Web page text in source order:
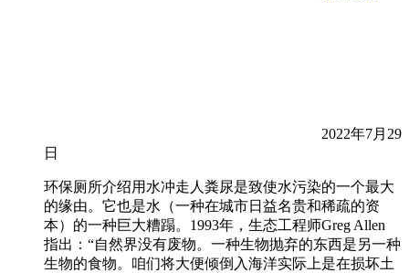
2022年7月29
日
环保厕所介绍用水冲走人粪尿是致使水污染的一个最大
的缘由。它也是水（一种在城市日益名贵和稀疏的资
本）的一种巨大糟蹋。1993年，生态工程师Greg Allen
指出：“自然界没有废物。一种生物抛弃的东西是另一种
生物的食物。咱们将大便倾倒入海洋实际上是在损坏土